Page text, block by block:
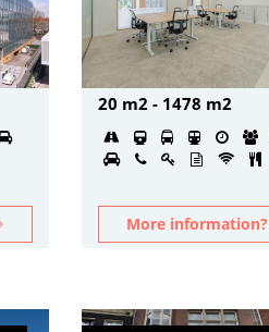
20 m2 - 1478 m2
More information?